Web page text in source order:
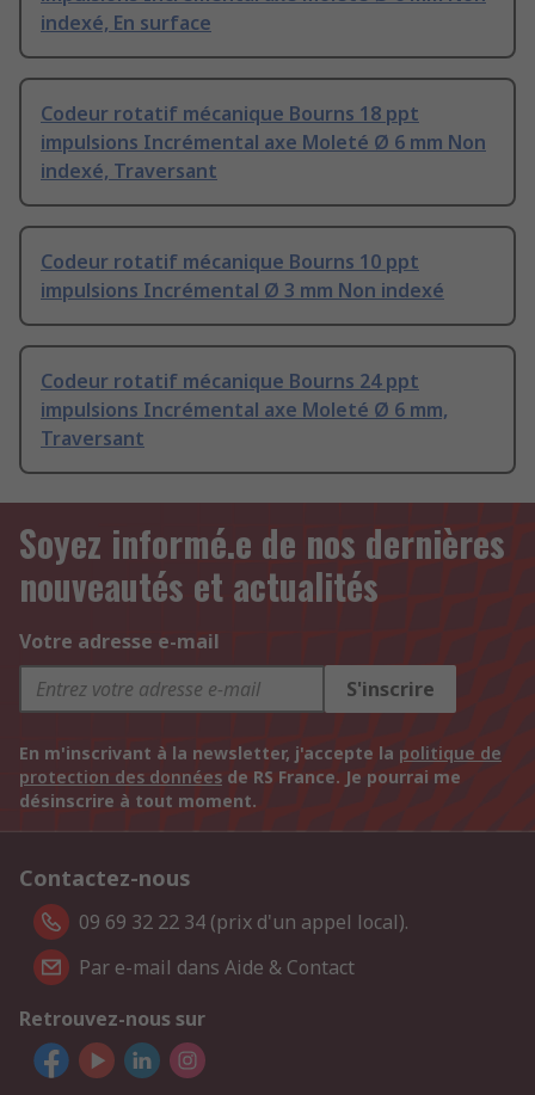
indexé, En surface
Codeur rotatif mécanique Bourns 18 ppt
impulsions Incrémental axe Moleté Ø 6 mm Non
indexé, Traversant
Codeur rotatif mécanique Bourns 10 ppt
impulsions Incrémental Ø 3 mm Non indexé
Codeur rotatif mécanique Bourns 24 ppt
impulsions Incrémental axe Moleté Ø 6 mm,
Traversant
Soyez informé.e de nos dernières
nouveautés et actualités
Votre adresse e-mail
S'inscrire
En m'inscrivant à la newsletter, j'accepte la politique de
protection des données de RS France. Je pourrai me
désinscrire à tout moment.
Contactez-nous
09 69 32 22 34 (prix d'un appel local).
Par e-mail dans Aide & Contact
Retrouvez-nous sur